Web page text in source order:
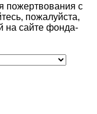
пожертвования с
пожалуйста,
на сайте фонда-